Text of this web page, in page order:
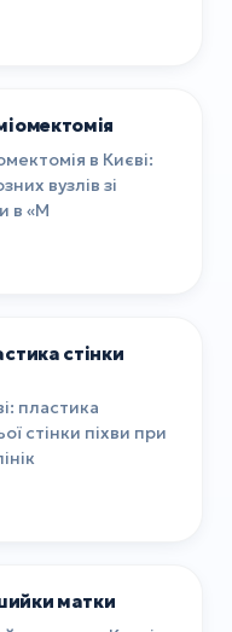
в Києві:
вузлів зі
в «М
стінки
пластика
стінки піхви при
матки